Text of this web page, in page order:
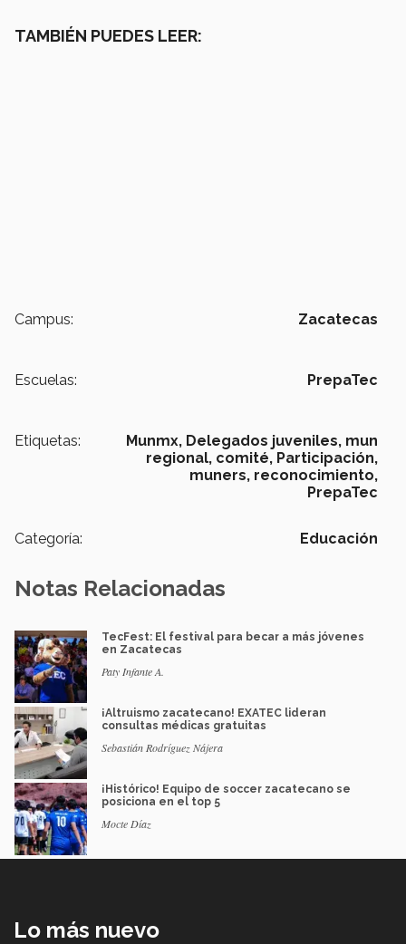
TAMBIÉN PUEDES LEER:
Campus: Zacatecas
Escuelas: PrepaTec
Etiquetas: Munmx, Delegados juveniles, mun
regional, comité, Participación,
muners, reconocimiento,
PrepaTec
Categoría: Educación
Notas Relacionadas
TecFest: El festival para becar a más jóvenes
en Zacatecas
Paty Infante A.
¡Altruismo zacatecano! EXATEC lideran
consultas médicas gratuitas
Sebastián Rodríguez Nájera
¡Histórico! Equipo de soccer zacatecano se
posiciona en el top 5
Mocte Díaz
Lo más nuevo